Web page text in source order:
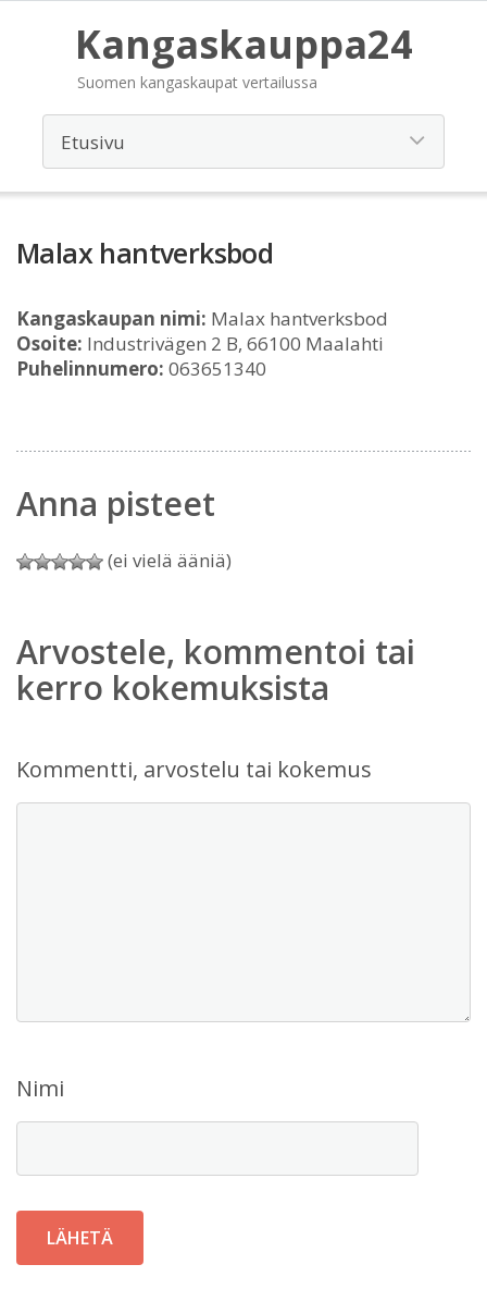
Kangaskauppa24
Suomen kangaskaupat vertailussa
Malax hantverksbod
Kangaskaupan nimi: Malax hantverksbod
Osoite: Industrivägen 2 B, 66100 Maalahti
Puhelinnumero: 063651340
Anna pisteet
(ei vielä ääniä)
Arvostele, kommentoi tai
kerro kokemuksista
Kommentti, arvostelu tai kokemus
Nimi